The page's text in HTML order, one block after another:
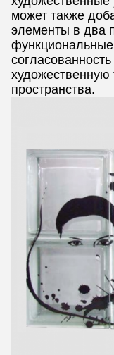
может также
элементы в два
художественную
пространства.